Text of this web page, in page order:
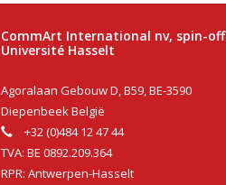
CommArt International nv, spin-off
Université Hasselt
Agoralaan Gebouw D, B59, BE-3590
Diepenbeek België
+32 (0)484 12 47 44
TVA: BE 0892.209.364
RPR: Antwerpen-Hasselt